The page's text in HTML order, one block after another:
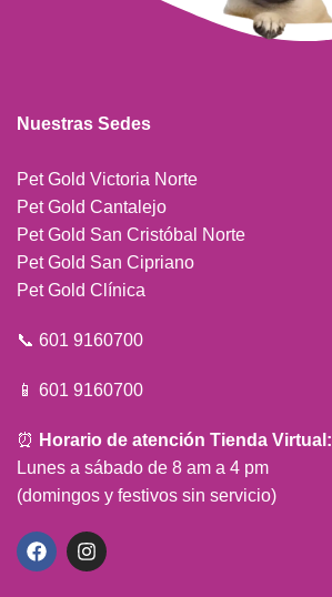
Nuestras Sedes
Pet Gold Victoria Norte
Pet Gold Cantalejo
Pet Gold San Cristóbal Norte
Pet Gold San Cipriano
Pet Gold Clínica
📞 601 9160700
📱 601 9160700
⏰ Horario de atención Tienda Virtual:
Lunes a sábado de 8 am a 4 pm
(domingos y festivos sin servicio)